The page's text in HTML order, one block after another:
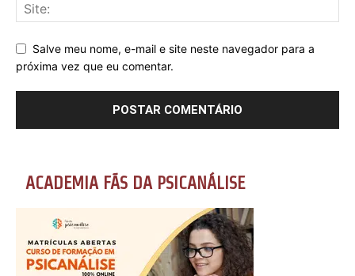
Salve meu nome, e-mail e site neste navegador para a
próxima vez que eu comentar.
ACADEMIA FÃS DA PSICANÁLISE